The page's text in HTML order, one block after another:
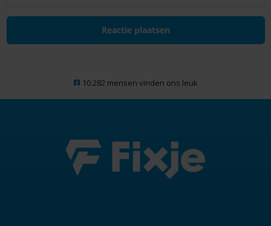
10.282 mensen vinden ons leuk